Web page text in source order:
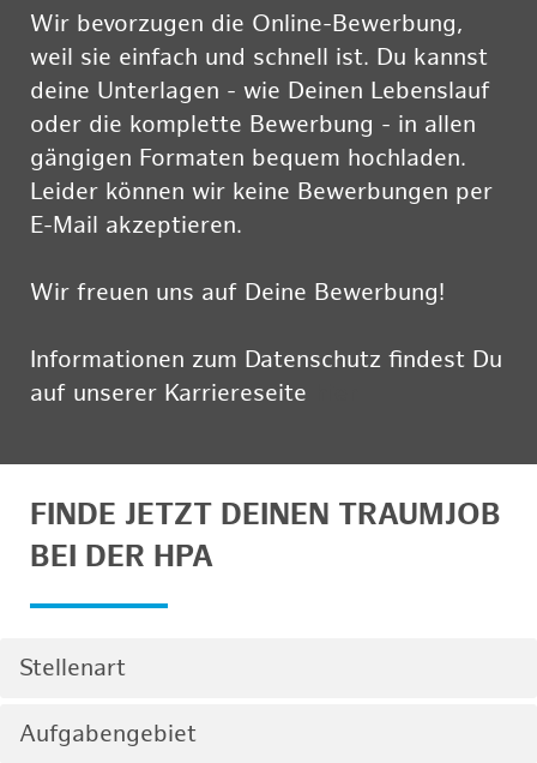
Wir bevorzugen die Online-Bewerbung,
weil sie einfach und schnell ist. Du kannst
deine Unterlagen - wie Deinen Lebenslauf
oder die komplette Bewerbung - in allen
gängigen Formaten bequem hochladen.
Leider können wir keine Bewerbungen per
E-Mail akzeptieren.
Wir freuen uns auf Deine Bewerbung!
Informationen zum Datenschutz findest Du
auf unserer Karriereseite
FINDE JETZT DEINEN TRAUMJOB
BEI DER HPA
Stellenart
Aufgabengebiet